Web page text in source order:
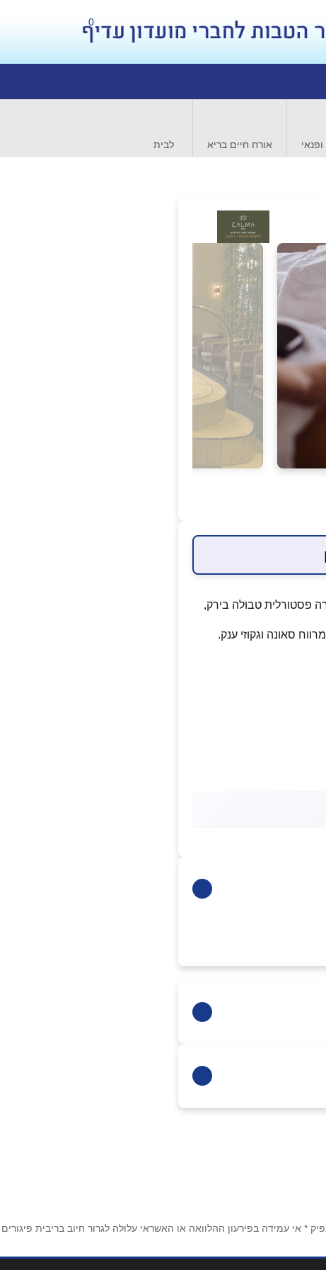
0
אורח חיים בריא לבית
פסטורלית טבולה בירק,
סאונה וגקוזי ענק.
אי עמידה בפירעון ההלוואה או האשראי עלולה לגרור חיוב בריבית פיגורים